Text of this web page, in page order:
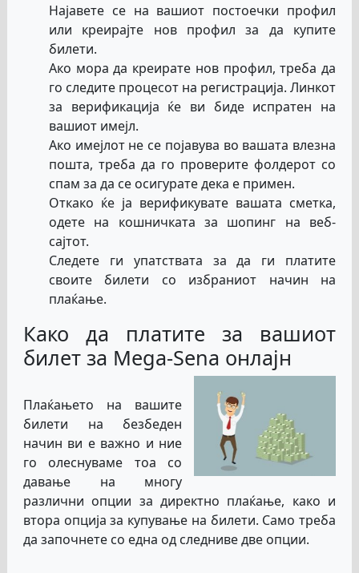
Најавете се на вашиот постоечки профил
или креирајте нов профил за да купите
билети.
Ако мора да креирате нов профил, треба да
го следите процесот на регистрација. Линкот
за верификација ќе ви биде испратен на
вашиот имејл.
Ако имејлот не се појавува во вашата влезна
пошта, треба да го проверите фолдерот со
спам за да се осигурате дека е примен.
Откако ќе ја верификувате вашата сметка,
одете на кошничката за шопинг на веб-
сајтот.
Следете ги упатствата за да ги платите
своите билети со избраниот начин на
плаќање.
Како да платите за вашиот
билет за Mega-Sena онлајн
Плаќањето на вашите
билети на безбеден
начин ви е важно и ние
го олеснуваме тоа со
давање на многу
различни опции за директно плаќање, како и
втора опција за купување на билети. Само треба
да започнете со една од следниве две опции.